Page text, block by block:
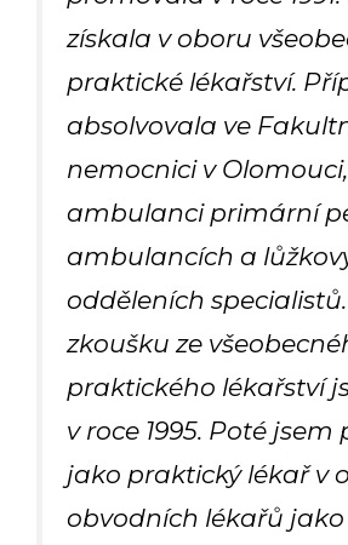
získala v oboru
praktické lékařství.
absolvovala ve
nemocnici v
ambulanci primární
ambulancích a
odděleních
zkoušku ze
praktického lékařství
v roce 1995. Poté
jako praktický lékař v
obvodních lékařů jako